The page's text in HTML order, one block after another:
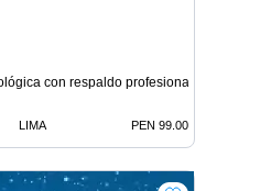
con respaldo profesional
LIMA PEN 99.00